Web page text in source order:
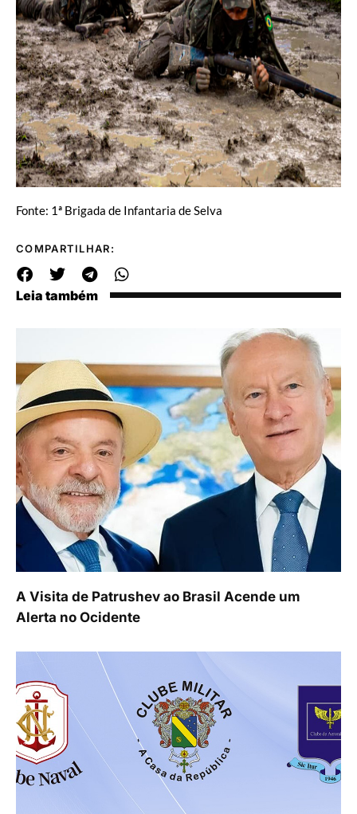
Fonte: 1ª Brigada de Infantaria de Selva
COMPARTILHAR:
Leia também
A Visita de Patrushev ao Brasil Acende um
Alerta no Ocidente